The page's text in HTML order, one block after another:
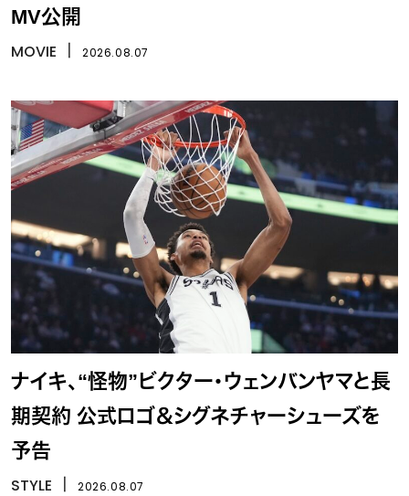
MV公開
MOVIE 2026.08.07
ナイキ、“怪物”ビクター・ウェンバンヤマと長
期契約 公式ロゴ＆シグネチャーシューズを
予告
STYLE 2026.08.07